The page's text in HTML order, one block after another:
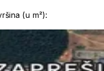
(u m²):